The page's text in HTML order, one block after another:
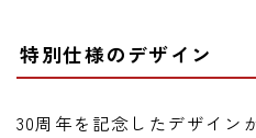
特別仕様のデザイン
30周年を記念したデザイン